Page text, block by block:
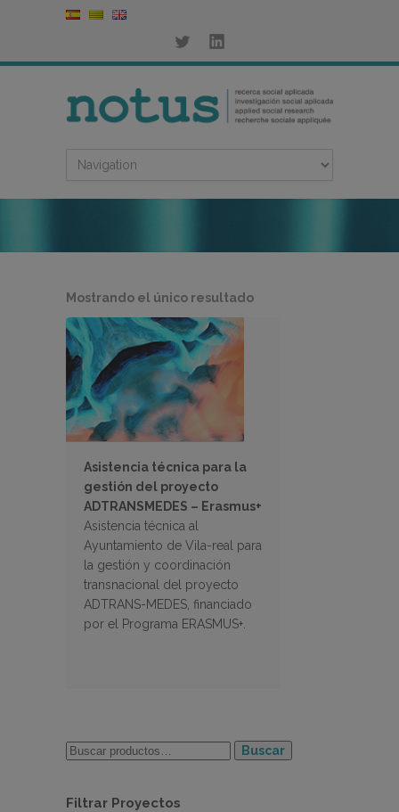
Mostrando el único resultado
Asistencia técnica para la
gestión del proyecto
ADTRANSMEDES – Erasmus+
Asistencia técnica al
Ayuntamiento de Vila-real para
la gestión y coordinación
transnacional del proyecto
ADTRANS-MEDES, financiado
por el Programa ERASMUS+.
Buscar
Filtrar Proyectos